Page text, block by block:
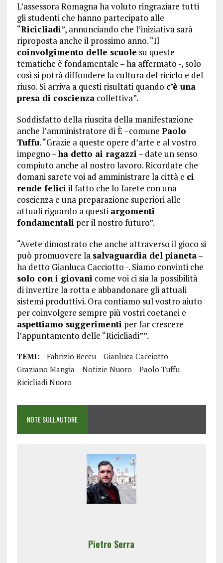
L’assessora Romagna ha voluto ringraziare tutti
gli studenti che hanno partecipato alle
“Ricicliadi”, annunciando che l’iniziativa sarà
riproposta anche il prossimo anno. “Il
coinvolgimento delle scuole su queste
tematiche è fondamentale – ha affermato -, solo
così si potrà diffondere la cultura del riciclo e del
riuso. Si arriva a questi risultati quando c’è una
presa di coscienzacollettiva”.
Soddisfatto della riuscita della manifestazione
anche l’amministratore di È –comune Paolo
Tuffu. “Grazie a queste opere d’arte e al vostro
impegno –ha detto ai ragazzi – date un senso
compiuto anche al nostro lavoro. Ricordate che
domani sarete voi ad amministrare la città e ci
rende felici il fatto che lo farete con una
coscienza e una preparazione superiori alle
attuali riguardo a questi argomenti
fondamentali per il nostro futuro”.
“Avete dimostrato che anche attraverso il gioco si
può promuovere la salvaguardia del pianeta–
ha detto Gianluca Cacciotto -. Siamo convinti che
solo con i giovani come voi ci sia la possibilità
di invertire la rotta e abbandonare gli attuali
sistemi produttivi. Ora contiamo sul vostro aiuto
per coinvolgere sempre più vostri coetanei e
aspettiamo suggerimenti per far crescere
l’appuntamento delle “Ricicliadi””.
TEMI: Fabrizio Beccu
Gianluca Cacciotto
Graziano Mangia
Notizie Nuoro
Paolo Tuffu
Ricicliadi Nuoro
NOTE SULL'AUTORE
Pietro Serra